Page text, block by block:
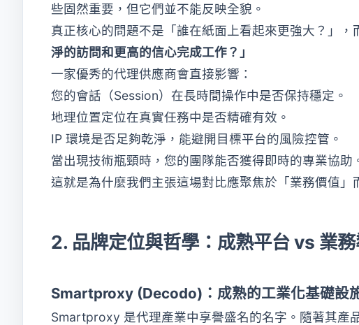
些固然重要，但它們並不能反映全貌。
真正核心的問題不是「誰在紙面上看起來更強大？」，
淨的訪問和更高的信心完成工作？」
一家優秀的代理供應商會直接影響：
您的會話（Session）在長時間操作中是否保持穩定。
地理位置定位在真實任務中是否精確有效。
IP 環境是否足夠乾淨，能避開目標平台的風險控管。
當出現技術瓶頸時，您的團隊能否獲得即時的專業協助
這就是為什麼我們主張這場對比應聚焦於「業務價值」
2. 品牌定位與哲學：成熟平台 vs 業
Smartproxy (Decodo)：成熟的工業化基礎設
Smartproxy 是代理產業中享譽盛名的名字。隨著其產